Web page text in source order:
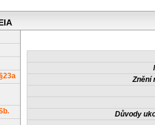
Znění
Důvody